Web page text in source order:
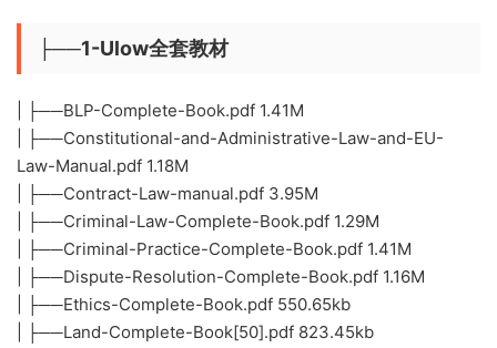
├──1-Ulow全套教材
| ├──BLP-Complete-Book.pdf 1.41M
| ├──Constitutional-and-Administrative-Law-and-EU-
Law-Manual.pdf 1.18M
| ├──Contract-Law-manual.pdf 3.95M
| ├──Criminal-Law-Complete-Book.pdf 1.29M
| ├──Criminal-Practice-Complete-Book.pdf 1.41M
| ├──Dispute-Resolution-Complete-Book.pdf 1.16M
| ├──Ethics-Complete-Book.pdf 550.65kb
| ├──Land-Complete-Book[50].pdf 823.45kb